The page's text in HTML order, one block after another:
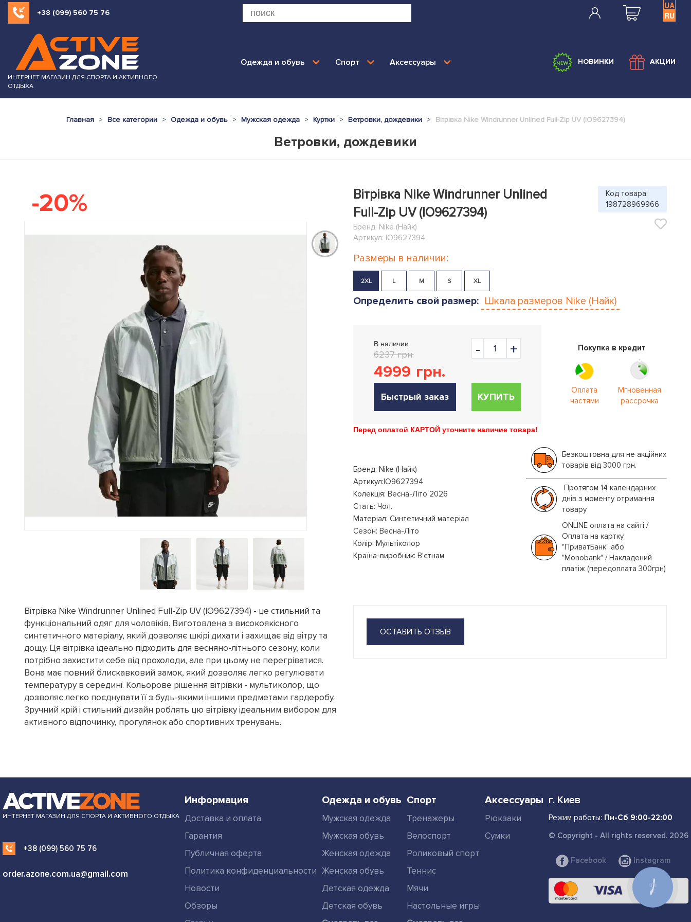
+38 (099) 560 75 76
UA
RU
ИНТЕРНЕТ МАГАЗИН ДЛЯ СПОРТА И АКТИВНОГО
ОТДЫХА
Одежда и обувь Спорт Аксессуары НОВИНКИ АКЦИИ
Главная Все категории Одежда и обувь Мужская одежда Куртки Ветровки, дождевики Вітрівка Nike Windrunner Unlined Full-Zip UV (IO9627394)
Ветровки, дождевики
-20%
Вітрівка Nike Windrunner Unlined Full-Zip UV (IO9627394) - це стильний та
функціональний одяг для чоловіків. Виготовлена з високоякісного
синтетичного матеріалу, який дозволяє шкірі дихати і захищає від вітру та
дощу. Ця вітрівка ідеально підходить для весняно-літнього сезону, коли
потрібно захистити себе від прохолоди, але при цьому не перегріватися.
Вона має повний блискавковий замок, який дозволяє легко регулювати
температуру в середині. Кольорове рішення вітрівки - мультиколор, що
дозволяє легко поєднувати її з будь-якими іншими предметами гардеробу.
Зручний крій і стильний дизайн роблять цю вітрівку ідеальним вибором для
активного відпочинку, прогулянок або спортивних тренувань.
Вітрівка Nike Windrunner Unlined
Full-Zip UV (IO9627394)
Бренд: Nike (Найк)
Артикул: IO9627394
Код товара:
198728969966
Размеры в наличии:
2XL L M S XL
Определить свой размер: Шкала размеров Nike (Найк)
В наличии
6237 грн.
4999 грн.
Быстрый заказ КУПИТЬ
Покупка в кредит
Оплата
частями
Мгновенная
рассрочка
Перед оплатой КАРТОЙ уточните наличие товара!
Бренд: Nike (Найк)
Артикул:IO9627394
Колекція: Весна-Літо 2026
Стать: Чол.
Матеріал: Синтетичний матеріал
Сезон: Весна-Літо
Колір: Мультіколор
Країна-виробник: В'єтнам
Безкоштовна для не акційних
товарів від 3000 грн.
Протягом 14 календарних
днів з моменту отримання
товару
ONLINE оплата на сайті /
Оплата на картку
"ПриватБанк" або
"Monobank" / Накладений
платіж (передоплата 300грн)
ОСТАВИТЬ ОТЗЫВ
ИНТЕРНЕТ МАГАЗИН ДЛЯ СПОРТА И АКТИВНОГО ОТДЫХА
+38 (099) 560 75 76
order.azone.com.ua@gmail.com
Информация
Доставка и оплата
Гарантия
Публичная оферта
Политика конфиденциальности
Новости
Обзоры
Одежда и обувь
Мужская одежда
Мужская обувь
Женская одежда
Женская обувь
Детская одежда
Детская обувь
Спорт
Тренажеры
Велоспорт
Роликовый спорт
Теннис
Мячи
Настольные игры
Аксессуары
Рюкзаки
Сумки
г. Киев
Режим работы: Пн-Сб 9:00-22:00
© Copyright - All rights reserved. 2026
Facebook Instagram
КНОПКА
СВЯЗИ